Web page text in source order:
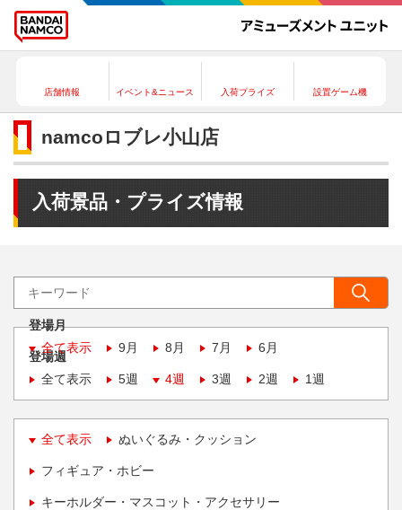
店舗情報 イベント&ニュース 入荷プライズ 設置ゲーム機
namcoロブレ小山店
入荷景品・プライズ情報
登場月
全て表示
9月 8月 7月 6月
登場週
全て表示
5週 4週 3週 2週 1週
全て表示 ぬいぐるみ・クッション
フィギュア・ホビー
キーホルダー・マスコット・アクセサリー